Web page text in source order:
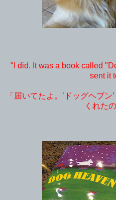
"I did. It was a book called
sent it
「届いてたよ。’ドッグヘブ
くれた